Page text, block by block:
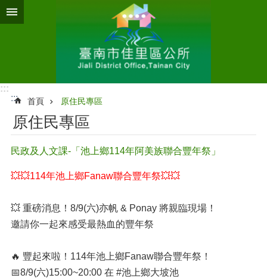
跳到主要內容區塊
:::
:::
首頁 原住民專區
原住民專區
民政及人文課-「池上鄉114年阿美族聯合豐年祭」
💥💥114年池上鄉Fanaw聯合豐年祭💥💥
💥 重磅消息！8/9(六)亦帆 & Ponay 將親臨現場！
邀請你一起來感受最熱血的豐年祭
🔥 豐起來啦！114年池上鄉Fanaw聯合豐年祭！
📅8/9(六)15:00~20:00 在 #池上鄉大坡池